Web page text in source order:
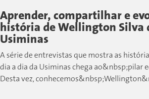
Aprender, compartilhar e
história de Wellington Silva
Usiminas
A série de entrevistas que mostra as
dia a dia da Usiminas chega ao&nbsp;pilar
Desta vez,